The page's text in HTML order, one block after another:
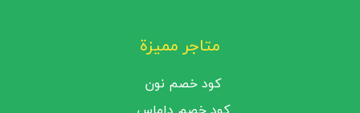
متاجر مميزة
كود خصم نون